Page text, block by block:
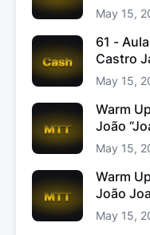
May 15,
61 -
Castro
May 15,
Warm
João
May 15,
Warm
João
May 15,